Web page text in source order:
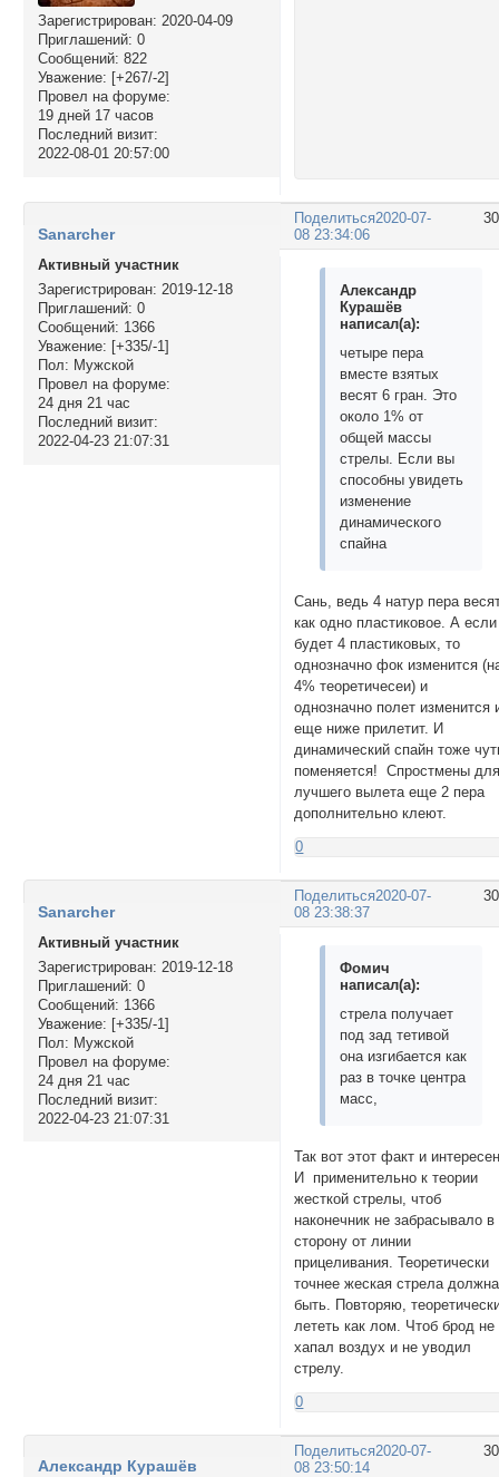
Зарегистрирован: 2020-04-09
Приглашений: 0
Сообщений: 822
Уважение: [+267/-2]
Провел на форуме:
19 дней 17 часов
Последний визит:
2022-08-01 20:57:00
Поделиться2020-07-
08 23:34:06
Sanarcher
Активный участник
Зарегистрирован: 2019-12-18
Приглашений: 0
Сообщений: 1366
Уважение: [+335/-1]
Пол: Мужской
Провел на форуме:
24 дня 21 час
Последний визит:
2022-04-23 21:07:31
Александр
Курашёв
написал(а):
четыре пера
вместе взятых
весят 6 гран. Это
около 1% от
общей массы
стрелы. Если вы
способны увидеть
изменение
динамического
спайна
Сань, ведь 4 натур пера
как одно пластиковое. А если
будет 4 пластиковых, то
однозначно фок изменится
4% теоретичесеи) и
однозначно полет изменится
еще ниже прилетит. И
динамический спайн тоже
поменяется! Спростмены
лучшего вылета еще 2 пера
дополнительно клеют.
0
Поделиться2020-07-
08 23:38:37
Sanarcher
Активный участник
Зарегистрирован: 2019-12-18
Приглашений: 0
Сообщений: 1366
Уважение: [+335/-1]
Пол: Мужской
Провел на форуме:
24 дня 21 час
Последний визит:
2022-04-23 21:07:31
Фомич
написал(а):
стрела получает
под зад тетивой
она изгибается как
раз в точке центра
масс,
Так вот этот факт и
И применительно к теории
жесткой стрелы, чтоб
наконечник не забрасывало в
сторону от линии
прицеливания. Теоретически
точнее жеская стрела должна
быть. Повторяю,
лететь как лом. Чтоб брод не
хапал воздух и не уводил
стрелу.
0
Поделиться2020-07-
08 23:50:14
Александр Курашёв